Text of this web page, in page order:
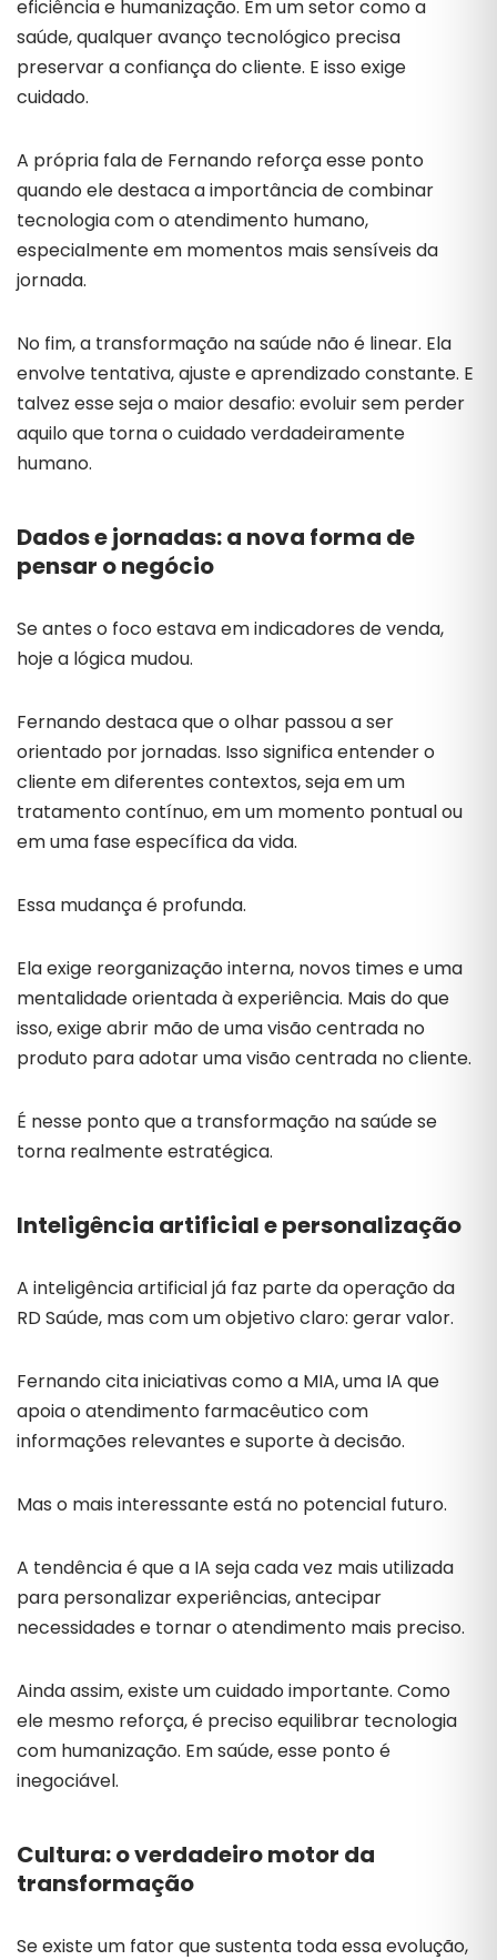
eficiência e humanização. Em um setor como a
saúde, qualquer avanço tecnológico precisa
preservar a confiança do cliente. E isso exige
cuidado.
A própria fala de Fernando reforça esse ponto
quando ele destaca a importância de combinar
tecnologia com o atendimento humano,
especialmente em momentos mais sensíveis da
jornada.
No fim, a transformação na saúde não é linear. Ela
envolve tentativa, ajuste e aprendizado constante. E
talvez esse seja o maior desafio: evoluir sem perder
aquilo que torna o cuidado verdadeiramente
humano.
Dados e jornadas: a nova forma de
pensar o negócio
Se antes o foco estava em indicadores de venda,
hoje a lógica mudou.
Fernando destaca que o olhar passou a ser
orientado por jornadas. Isso significa entender o
cliente em diferentes contextos, seja em um
tratamento contínuo, em um momento pontual ou
em uma fase específica da vida.
Essa mudança é profunda.
Ela exige reorganização interna, novos times e uma
mentalidade orientada à experiência. Mais do que
isso, exige abrir mão de uma visão centrada no
produto para adotar uma visão centrada no cliente.
É nesse ponto que a transformação na saúde se
torna realmente estratégica.
Inteligência artificial e personalização
A inteligência artificial já faz parte da operação da
RD Saúde, mas com um objetivo claro: gerar valor.
Fernando cita iniciativas como a MIA, uma IA que
apoia o atendimento farmacêutico com
informações relevantes e suporte à decisão.
Mas o mais interessante está no potencial futuro.
A tendência é que a IA seja cada vez mais utilizada
para personalizar experiências, antecipar
necessidades e tornar o atendimento mais preciso.
Ainda assim, existe um cuidado importante. Como
ele mesmo reforça, é preciso equilibrar tecnologia
com humanização. Em saúde, esse ponto é
inegociável.
Cultura: o verdadeiro motor da
transformação
Se existe um fator que sustenta toda essa evolução,